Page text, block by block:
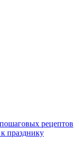
рецептов
празднику